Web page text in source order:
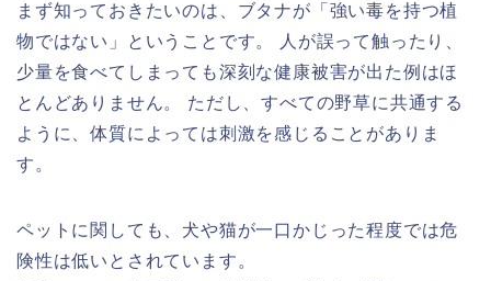
まず知っておきたいのは、ブタナが「強い毒を持つ植
物ではない」ということです。 人が誤って触ったり、
少量を食べてしまっても深刻な健康被害が出た例はほ
とんどありません。 ただし、すべての野草に共通する
ように、体質によっては刺激を感じることがありま
す。
ペットに関しても、犬や猫が一口かじった程度では危
険性は低いとされています。